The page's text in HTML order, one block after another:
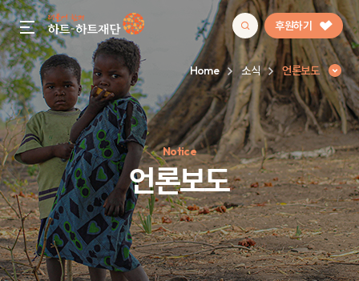
gnb menu open 후원하기
인기 키워드
#정기후원#하트플레이스#캠페인#팬덤후원
Home 소식 언론보도
Notice
언론보도